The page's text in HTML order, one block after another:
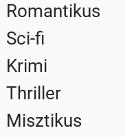
Romantikus
Sci-fi
Krimi
Thriller
Misztikus